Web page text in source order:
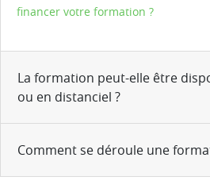
financer votre formation ?
La formation peut-elle être
ou en distanciel ?
Comment se déroule une